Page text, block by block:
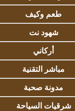
طعم وكيف
شهود نت
أركاني
مباشر التقنية
مدونة صحبة
شرقيات السياحة